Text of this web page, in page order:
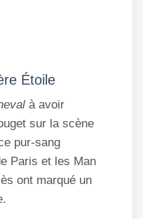
Étoile
à avoir
sur la scène
pur-sang
Paris et les Man
ont marqué un